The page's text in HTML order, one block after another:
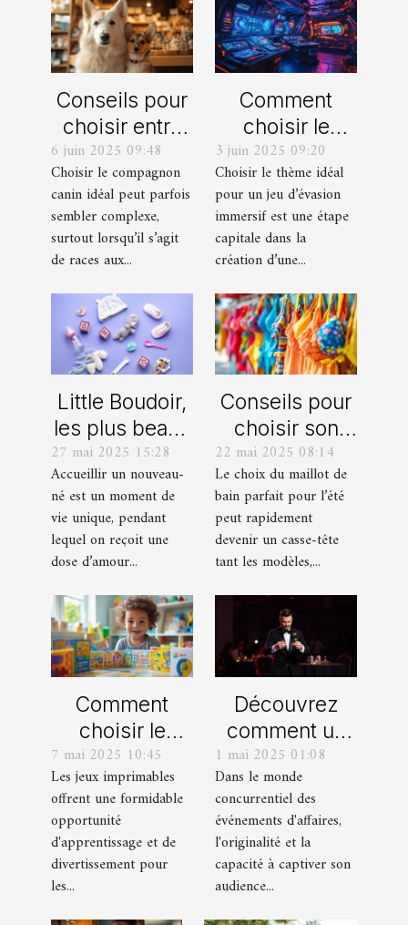
Conseils pour
choisir entre
un berger
blanc suisse
et un berger
américain
miniature
6 juin 2025 09:48
Choisir le compagnon
canin idéal peut parfois
sembler complexe,
surtout lorsqu’il s’agit
de races aux...
Comment
choisir le
thème parfait
pour votre
prochain jeu
d'évasion
immersif
3 juin 2025 09:20
Choisir le thème idéal
pour un jeu d’évasion
immersif est une étape
capitale dans la
création d’une...
Little Boudoir,
les plus beaux
cadeaux de
naissance
personnalisés
!
27 mai 2025 15:28
Accueillir un nouveau-
né est un moment de
vie unique, pendant
lequel on reçoit une
dose d’amour...
Conseils pour
choisir son
maillot de bain
idéal pour l'été
22 mai 2025 08:14
Le choix du maillot de
bain parfait pour l’été
peut rapidement
devenir un casse-tête
tant les modèles,...
Comment
choisir le
meilleur jeu
imprimable
pour votre
enfant
7 mai 2025 10:45
Les jeux imprimables
offrent une formidable
opportunité
d'apprentissage et de
divertissement pour
les...
Découvrez
comment un
spectacle de
magie
transforme les
événements
professionnels
1 mai 2025 01:08
Dans le monde
concurrentiel des
événements d'affaires,
l'originalité et la
capacité à captiver son
audience...